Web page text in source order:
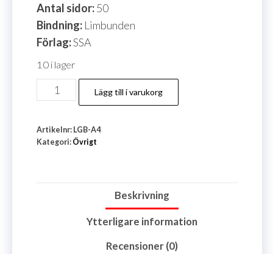
Antal sidor:50
Bindning: Limbunden
Förlag:SSA
10 i lager
Loggbok
-
mängd
Lägg till i varukorg
Artikelnr: LGB-A4
Kategori: Övrigt
Beskrivning
Ytterligare information
Recensioner (0)